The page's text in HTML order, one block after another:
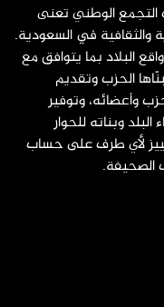
التجمع الوطني تعنى
والثقافية في السعودية.
البلاد بما يتوافق مع
الحزب وتقديم
وأعضائه، وتوفير
وبناته للحوار
لأي طرف على حساب
الصحيفة.